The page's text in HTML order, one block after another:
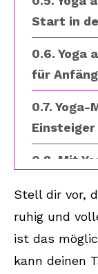
Start in
Yoga
für
Yoga-
Einsteiger
Mit
Fazit
Stell dir vor,
ruhig und
ist das
kann deinen